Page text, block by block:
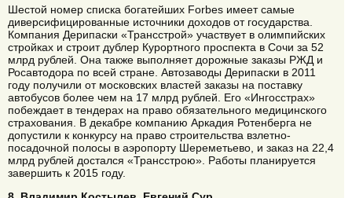
Шестой номер списка богатейших Forbes имеет самые
диверсифицированные источники доходов от государства.
Компания Дерипаски «Трансстрой» участвует в олимпийских
стройках и строит дублер Курортного проспекта в Сочи за 52
млрд рублей. Она также выполняет дорожные заказы РЖД и
Росавтодора по всей стране. Автозаводы Дерипаски в 2011
году получили от московских властей заказы на поставку
автобусов более чем на 17 млрд рублей. Его «Ингосстрах»
побеждает в тендерах на право обязательного медицинского
страхования. В декабре компанию Аркадия Ротенберга не
допустили к конкурсу на право строительства взлетно-
посадочной полосы в аэропорту Шереметьево, и заказ на 22,4
млрд рублей достался «Трансстрою». Работы планируется
завершить к 2015 году.